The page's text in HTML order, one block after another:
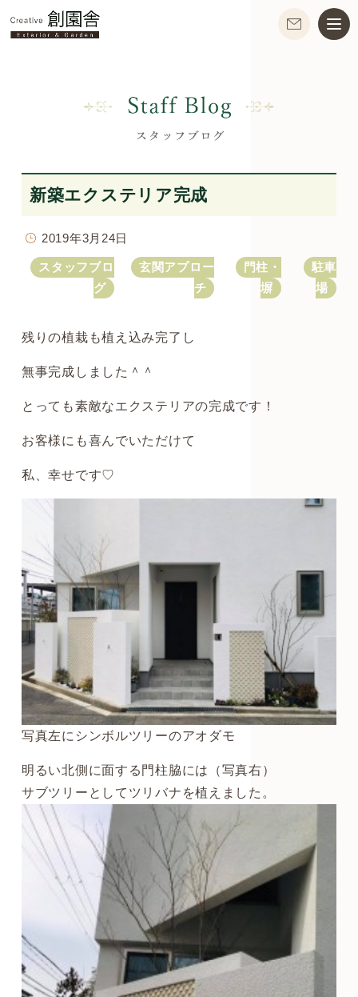
新築エクステリア完成
2019年3月24日
スタッフブロ
グ
玄関アプロー
チ
門柱・
塀
駐車
場
残りの植栽も植え込み完了し
無事完成しました＾＾
とっても素敵なエクステリアの完成です！
お客様にも喜んでいただけて
私、幸せです♡
写真左にシンボルツリーのアオダモ
明るい北側に面する門柱脇には（写真右）
サブツリーとしてツリバナを植えました。